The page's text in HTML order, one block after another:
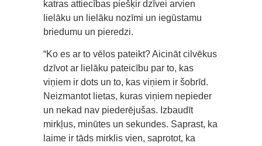
katras attiecības piešķir dzīvei arvien
lielāku un lielāku nozīmi un iegūstamu
briedumu un pieredzi.
“Ko es ar to vēlos pateikt? Aicināt cilvēkus
dzīvot ar lielāku pateicību par to, kas
viņiem ir dots un to, kas viņiem ir šobrīd.
Neizmantot lietas, kuras viņiem nepieder
un nekad nav piederējušas. Izbaudīt
mirkļus, minūtes un sekundes. Saprast, ka
laime ir tāds mirklis vien, saprotot, ka